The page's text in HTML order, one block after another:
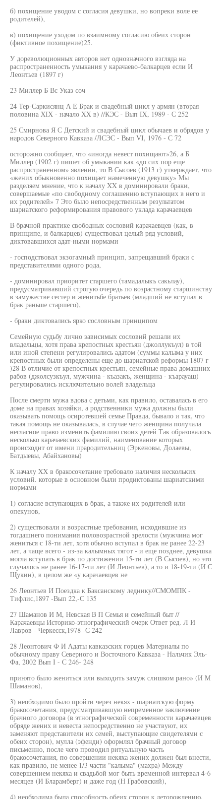
б) похищение уводом с согласия девушки, но вопреки воле ее
родителей),
в) похищение уходом по взаимному согласию обеих сторон
(фиктивное похищение)25.
У дореволюционных авторов нет однозначного взгляда на
распространенность умыкания у карачаево-балкарцев если И
Леонтьев (1897 г)
23 Миллер Б Вс Указ соч
24 Тер-Саркисянц А Е Брак и свадебный цикл у армян (вторая
половина XIX - начало XX в) //КЭС - Вып IX, 1989 - С 252
25 Смирнова Я С Детский и свадебный цикл обычаев и обрядов у
народов Северного Кавказа /ЛСЭС - Вып VI, 1976 - С 72
осторожно сообщает, что «иногда невест похищают»26, а Б
Миллер (1902 г) пишет об умыкании как «до сих пор еще
распространенном» явлении, то В Сысоев (1913 г) утверждает, что
«жених обыкновенно похищает намеченную девушку» Мы
разделяем мнение, что к началу XX в доминировали браки,
совершаемые «по свободному соглашению вступающих в него и
их родителей» 7 Это было непосредственным результатом
шариатского реформирования правового уклада карачаевцев
В брачной практике свободных сословий карачаевцев (как, в
принципе, и балкарцев) существовал целый ряд условий,
диктовавшихся адат-ными нормами
- господствовал экзогамный принцип, запрещавший браки с
представителями одного рода,
- доминировал приоритет старшего (тамадалыкъ сакьлау),
предусматривавший строгую очередь по возрастному старшинству
в замужестве сестер и женитьбе братьев (младший не вступал в
брак раньше старшего),
- браки диктовались ярко сословным принципом
Семейную судьбу лично зависимых сословий решали их
владельцы, хотя права крепостных крестьян (джоллукъул) в той
или иной степени регулировались адатом (суммы калыма у них
крепостных были определены еще до шариатской реформы 1807 г
)28 В отличие от крепостных крестьян, семейные права домашних
рабов (джолсузкъул, мужчина - къазакъ, женщина - къарауаш)
регулировались исключительно волей владельца
После смерти мужа вдова с детьми, как правило, оставалась в его
доме на правах хозяйки, а родственники мужа должны были
оказывать помощь осиротевшей семье Правда, бывало и так, что
такая помощь не оказывалась, в случае чего женщина получала
негласное право изменить фамилию своих детей Так образовалось
несколько карачаевских фамилий, наименование которых
происходит от имени прародительниц (Эркеновы, Долаевы,
Батдыевы, Абайхановы)
К началу XX в бракосочетание требовало наличия нескольких
условий. которые в основном были продиктованы шариатскими
нормами
1) согласие вступающих в брак, а также их родителей или
опекунов,
2) существовали и возрастные требования, исходившие из
тогдашнего понимания половозрастной зрелости (мужчина мог
жениться с 18-ти лет, хотя обычно вступал в брак не ранее 22-23
лет, а чаще всего - из-за калымных тягот - и еще позднее, девушка
могла вступать в брак по достижении 15-ти лет (В Сысоев), но это
случалось не ранее 16-17-ти лет (И Леонтьев), а то и 18-19-ти (И С
Щукин), в целом же «у карачаевцев не
26 Леонтьев И Поездка к Баксанскому леднику//СМОМПК -
Тифлис,1897 -Вып 22,-С 135
27 Шаманов И М, Невская В П Семья и семейный быт //
Карачаевцы Историко-этнографический очерк Ответ ред. Л И
Лавров - Черкесск,1978 -С 242
28 Леонтович Ф И Адаты кавказских горцев Материалы по
обычному праву Северного и Восточного Кавказа - Нальчик Эль-
Фа, 2002 Вып I - С 246- 248
принято было жениться или выходить замуж слишком рано» (И М
Шаманов),
3) необходимо было пройти через некях - шариатскую форму
бракосочетания, предусматривавшую непременное заключение
брачного договора (в этнографической современности карачаевцев
обряде жених и невеста непосредственно не участвуют, их
заменяют представители их семей, выступающие свидетелями с
обеих сторон), мулла (эфенди) оформлял брачный договор
письменно, после чего проводил ритуальную часть
бракосочетания, по совершении некяха жених должен был внести,
как правило, не менее 1/3 части "калыма" (махра) Между
совершением некяха и свадьбой мог быть временной интервал 4-6
месяцев (И Бларамберг) и даже год (Н Грабовский),
4) необходима была способность обеих сторон к деторождению,